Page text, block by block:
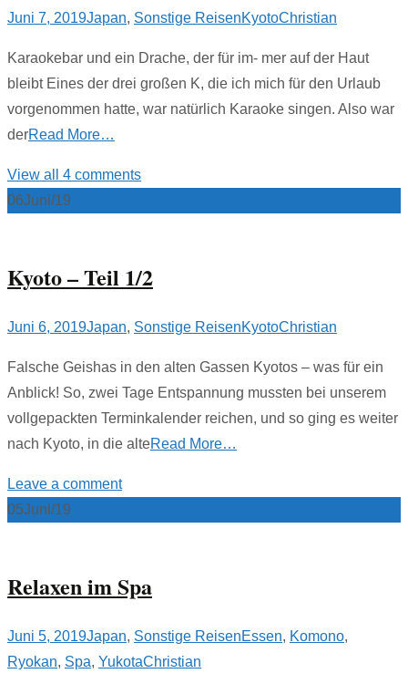
Juni 7, 2019Japan, Sonstige ReisenKyotoChristian
Karaokebar und ein Drache, der für im- mer auf der Haut
bleibt Eines der drei großen K, die ich mich für den Urlaub
vorgenommen hatte, war natürlich Karaoke singen. Also war
derRead More…
View all 4 comments
06Juni/19
Kyoto – Teil 1/2
Juni 6, 2019Japan, Sonstige ReisenKyotoChristian
Falsche Geishas in den alten Gassen Kyotos – was für ein
Anblick! So, zwei Tage Entspannung mussten bei unserem
vollgepackten Terminkalender reichen, und so ging es weiter
nach Kyoto, in die alteRead More…
Leave a comment
05Juni/19
Relaxen im Spa
Juni 5, 2019Japan, Sonstige ReisenEssen, Komono,
Ryokan, Spa, YukotaChristian